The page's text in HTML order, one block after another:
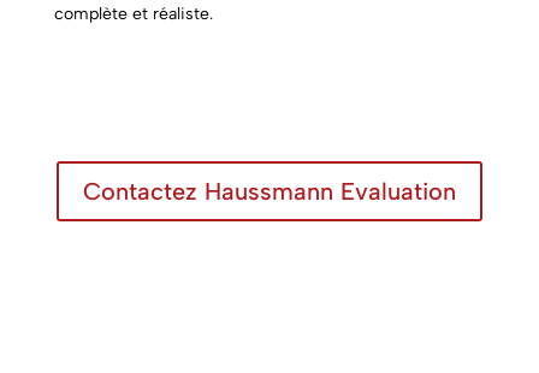
complète et réaliste.
Contactez Haussmann Evaluation